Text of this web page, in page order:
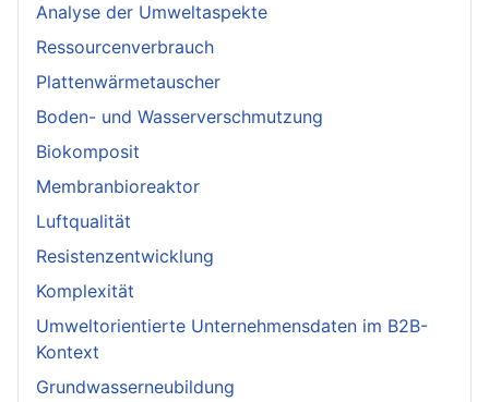
Analyse der Umweltaspekte
Ressourcenverbrauch
Plattenwärmetauscher
Boden- und Wasserverschmutzung
Biokomposit
Membranbioreaktor
Luftqualität
Resistenzentwicklung
Komplexität
Umweltorientierte Unternehmensdaten im B2B-
Kontext
Grundwasserneubildung